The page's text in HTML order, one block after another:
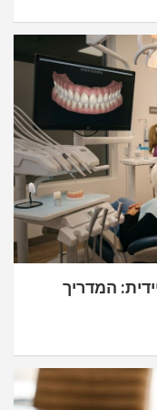
המדריך